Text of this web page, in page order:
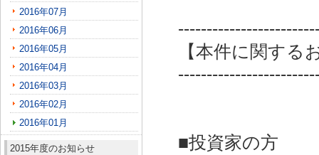
2016年07月
2016年06月
2016年05月
2016年04月
2016年03月
2016年02月
2016年01月
2015年度のお知らせ
【本件に関する
■投資家の方